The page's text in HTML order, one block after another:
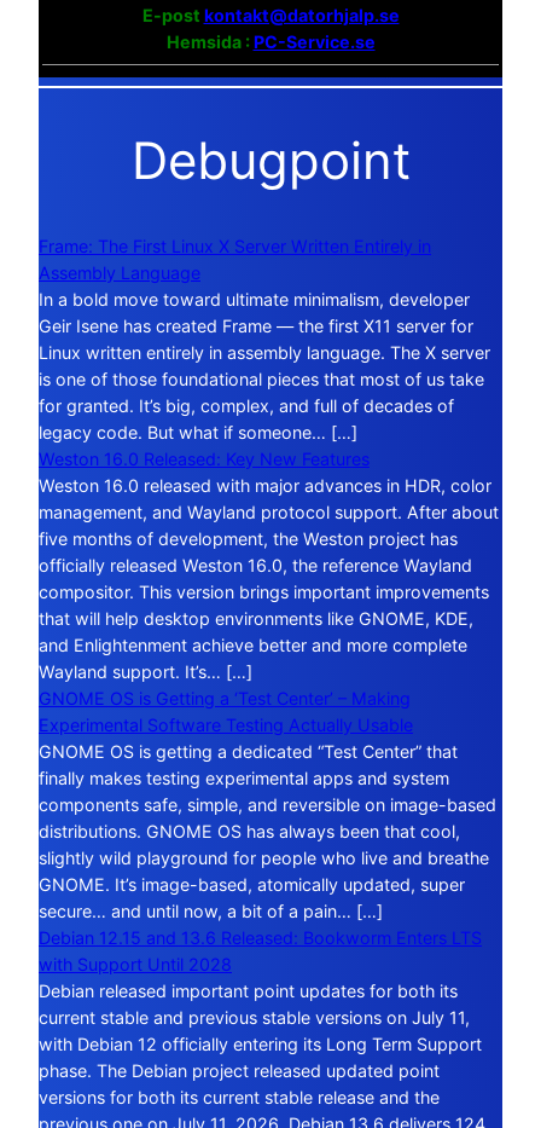
E-post kontakt@datorhjalp.se
Hemsida :PC-Service.se
Debugpoint
Frame: The First Linux X Server Written Entirely in
Assembly Language
In a bold move toward ultimate minimalism, developer
Geir Isene has created Frame — the first X11 server for
Linux written entirely in assembly language. The X server
is one of those foundational pieces that most of us take
for granted. It’s big, complex, and full of decades of
legacy code. But what if someone… […]
Weston 16.0 Released: Key New Features
Weston 16.0 released with major advances in HDR, color
management, and Wayland protocol support. After about
five months of development, the Weston project has
officially released Weston 16.0, the reference Wayland
compositor. This version brings important improvements
that will help desktop environments like GNOME, KDE,
and Enlightenment achieve better and more complete
Wayland support. It’s… […]
GNOME OS is Getting a ‘Test Center’ – Making
Experimental Software Testing Actually Usable
GNOME OS is getting a dedicated “Test Center” that
finally makes testing experimental apps and system
components safe, simple, and reversible on image-based
distributions. GNOME OS has always been that cool,
slightly wild playground for people who live and breathe
GNOME. It’s image-based, atomically updated, super
secure… and until now, a bit of a pain… […]
Debian 12.15 and 13.6 Released: Bookworm Enters LTS
with Support Until 2028
Debian released important point updates for both its
current stable and previous stable versions on July 11,
with Debian 12 officially entering its Long Term Support
phase. The Debian project released updated point
versions for both its current stable release and the
previous one on July 11, 2026. Debian 13.6 delivers 124